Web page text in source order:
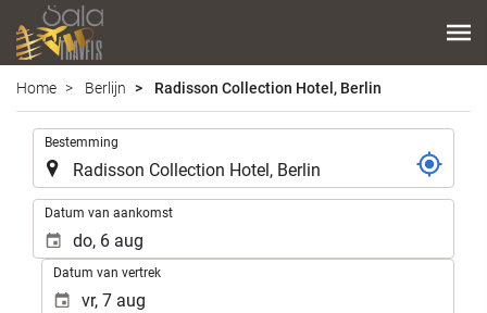
Home Berlijn Radisson Collection Hotel, Berlin
Bestemming
Datum van aankomst
Datum van vertrek